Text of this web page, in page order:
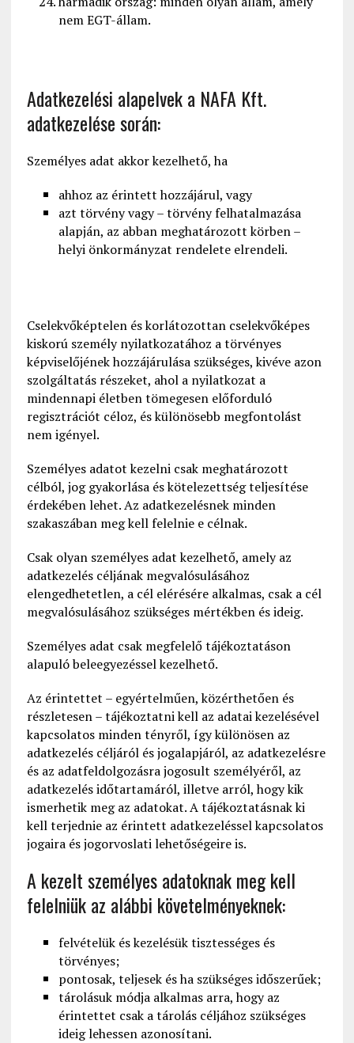
nem EGT-állam.
Adatkezelési alapelvek a NAFA Kft.
adatkezelése során:
Személyes adat akkor kezelhető, ha
ahhoz az érintett hozzájárul, vagy
azt törvény vagy – törvény felhatalmazása
alapján, az abban meghatározott körben –
helyi önkormányzat rendelete elrendeli.
Cselekvőképtelen és korlátozottan cselekvőképes
kiskorú személy nyilatkozatához a törvényes
képviselőjének hozzájárulása szükséges, kivéve azon
szolgáltatás részeket, ahol a nyilatkozat a
mindennapi életben tömegesen előforduló
regisztrációt céloz, és különösebb megfontolást
nem igényel.
Személyes adatot kezelni csak meghatározott
célból, jog gyakorlása és kötelezettség teljesítése
érdekében lehet. Az adatkezelésnek minden
szakaszában meg kell felelnie e célnak.
Csak olyan személyes adat kezelhető, amely az
adatkezelés céljának megvalósulásához
elengedhetetlen, a cél elérésére alkalmas, csak a cél
megvalósulásához szükséges mértékben és ideig.
Személyes adat csak megfelelő tájékoztatáson
alapuló beleegyezéssel kezelhető.
Az érintettet – egyértelműen, közérthetően és
részletesen – tájékoztatni kell az adatai kezelésével
kapcsolatos minden tényről, így különösen az
adatkezelés céljáról és jogalapjáról, az adatkezelésre
és az adatfeldolgozásra jogosult személyéről, az
adatkezelés időtartamáról, illetve arról, hogy kik
ismerhetik meg az adatokat. A tájékoztatásnak ki
kell terjednie az érintett adatkezeléssel kapcsolatos
jogaira és jogorvoslati lehetőségeire is.
A kezelt személyes adatoknak meg kell
felelniük az alábbi követelményeknek:
felvételük és kezelésük tisztességes és
törvényes;
pontosak, teljesek és ha szükséges időszerűek;
tárolásuk módja alkalmas arra, hogy az
érintettet csak a tárolás céljához szükséges
ideig lehessen azonosítani.